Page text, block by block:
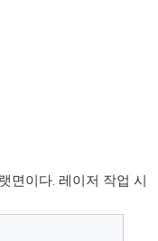
면이다. 레이저 작업 시